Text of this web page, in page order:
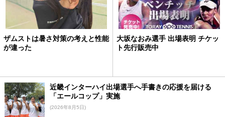
ザムストは暑さ対策の考えと性能
が違った
大坂なおみ選手 出場表明 チケッ
ト先行販売中
近畿インターハイ出場選手へ手書きの応援を届ける
「エールコップ」実施
(2026年8月5日)